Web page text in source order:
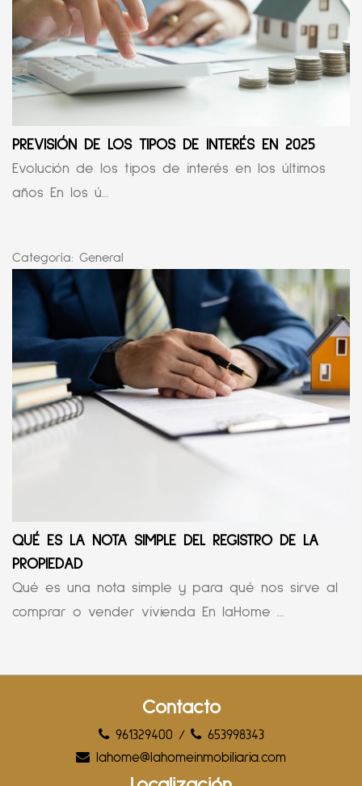
PREVISIÓN DE LOS TIPOS DE INTERÉS EN 2025
Evolución de los tipos de interés en los últimos
años En los ú...
Categoría: General
QUÉ ES LA NOTA SIMPLE DEL REGISTRO DE LA
PROPIEDAD
Qué es una nota simple y para qué nos sirve al
comprar o vender vivienda En laHome ...
Contacto
961329400 /
653998343
lahome@lahomeinmobiliaria.com